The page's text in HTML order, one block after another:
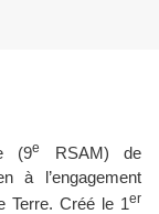
(9e
RSAM) de
à l’engagement
Terre. Créé le 1er